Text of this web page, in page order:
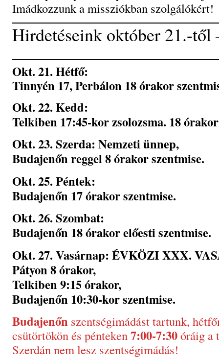
Imádkozzunk a missziókban szolgálókért!
Hirdetéseink október 21.-től
Okt. 21. Hétfő:
Tinnyén 17, Perbálon 18 órakor
Okt. 22. Kedd:
Telkiben 17:45-kor zsolozsma. 18
Okt. 23. Szerda: Nemzeti ünnep,
Budajenőn reggel 8 órakor szentmise.
Okt. 25. Péntek:
Budajenőn 17 órakor szentmise.
Okt. 26. Szombat:
Budajenőn 18 órakor előesti szentmise.
Okt. 27. Vasárnap: ÉVKÖZI XXX.
Pátyon 8 órakor,
Telkiben 9:15 órakor,
Budajenőn 10:30-kor szentmise.
Budajenőn szentségimádást tartunk,
csütörtökön és pénteken7:00-7:30óráig a
Szerdán nem lesz szentségimádás!